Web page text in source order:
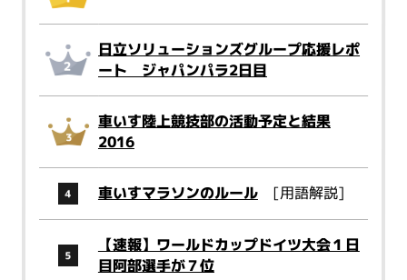
日立ソリューションズグループ応援レポ
ート ジャパンパラ2日目
車いす陸上競技部の活動予定と結果
2016
車いすマラソンのルール[用語解説]
【速報】ワールドカップドイツ大会１日
目阿部選手が７位